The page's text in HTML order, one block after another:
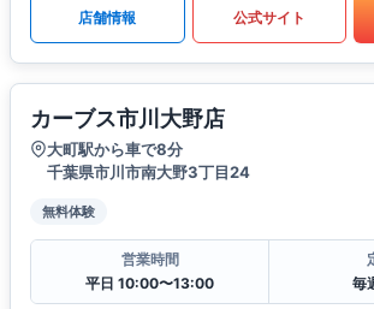
店舗情報 公式サイト
カーブス市川大野店
大町駅から車で8分
千葉県市川市南大野3丁目24
無料体験
営業時間
平日 10:00〜13:00
毎